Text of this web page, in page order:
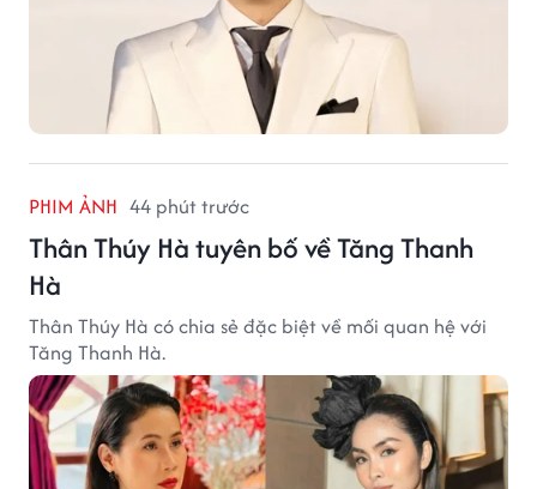
PHIM ẢNH 44 phút trước
Thân Thúy Hà tuyên bố về Tăng Thanh
Hà
Thân Thúy Hà có chia sẻ đặc biệt về mối quan hệ với
Tăng Thanh Hà.